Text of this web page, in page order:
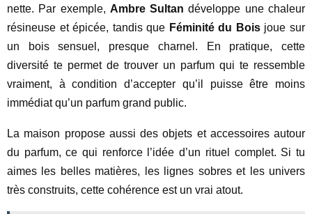
nette. Par exemple, Ambre Sultan développe une chaleur
résineuse et épicée, tandis que Féminité du Boisjoue sur
un bois sensuel, presque charnel. En pratique, cette
diversité te permet de trouver un parfum qui te ressemble
vraiment, à condition d’accepter qu’il puisse être moins
immédiat qu’un parfum grand public.
La maison propose aussi des objets et accessoires autour
du parfum, ce qui renforce l’idée d’un rituel complet. Si tu
aimes les belles matières, les lignes sobres et les univers
très construits, cette cohérence est un vrai atout.